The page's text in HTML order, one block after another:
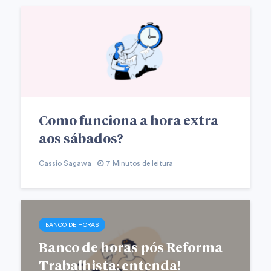
Como funciona a hora extra
aos sábados?
Cassio Sagawa 7 Minutos de leitura
BANCO DE HORAS
Banco de horas pós Reforma
Trabalhista: entenda!